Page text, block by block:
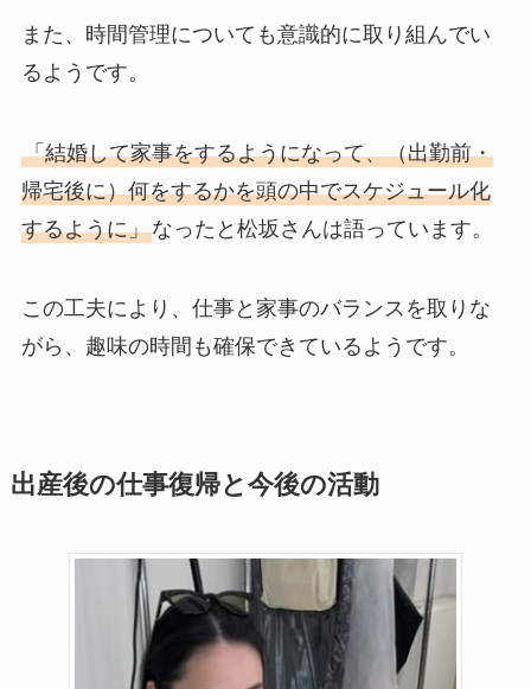
また、時間管理についても意識的に取り組んでい
るようです。
「結婚して家事をするようになって、（出勤前・
帰宅後に）何をするかを頭の中でスケジュール化
するように」なったと松坂さんは語っています。
この工夫により、仕事と家事のバランスを取りな
がら、趣味の時間も確保できているようです。
出産後の仕事復帰と今後の活動